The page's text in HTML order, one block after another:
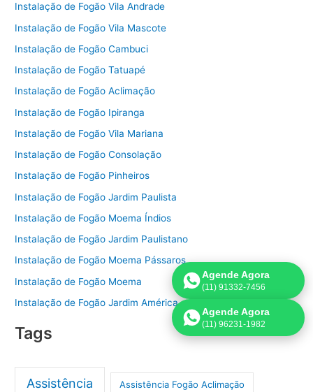
Instalação de Fogão Vila Andrade
Instalação de Fogão Vila Mascote
Instalação de Fogão Cambuci
Instalação de Fogão Tatuapé
Instalação de Fogão Aclimação
Instalação de Fogão Ipiranga
Instalação de Fogão Vila Mariana
Instalação de Fogão Consolação
Instalação de Fogão Pinheiros
Instalação de Fogão Jardim Paulista
Instalação de Fogão Moema Índios
Instalação de Fogão Jardim Paulistano
Instalação de Fogão Moema Pássaros
Instalação de Fogão Moema
Instalação de Fogão Jardim América
Tags
Assistência Assistência Fogão Aclimação
Agende Agora
(11) 91332-7456
Agende Agora
(11) 96231-1982